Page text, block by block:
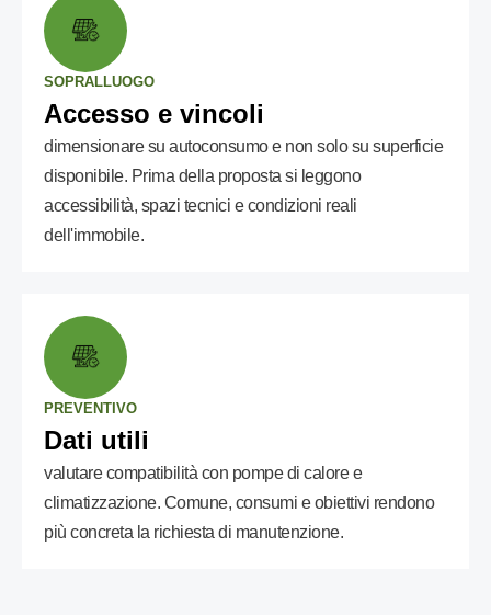
SOPRALLUOGO
Accesso e vincoli
dimensionare su autoconsumo e non solo su superficie
disponibile. Prima della proposta si leggono
accessibilità, spazi tecnici e condizioni reali
dell'immobile.
PREVENTIVO
Dati utili
valutare compatibilità con pompe di calore e
climatizzazione. Comune, consumi e obiettivi rendono
più concreta la richiesta di manutenzione.